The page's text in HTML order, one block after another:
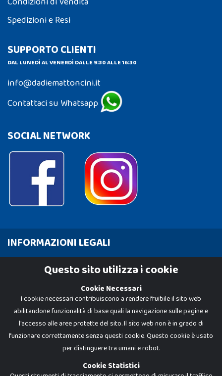
Spedizioni e Resi
SUPPORTO CLIENTI
DAL LUNEDÌ AL VENERDÌ DALLE 9:30 ALLE 16:30
info@dadiemattoncini.it
Contattaci su Whatsapp
SOCIAL NETWORK
INFORMAZIONI LEGALI
Cookie PolicyQuesto sito utilizza i cookie
Cookie Necessari
I cookie necessari contribuiscono a rendere fruibile il sito web
abilitandone funzionalità di base quali la navigazione sulle pagine e
l'accesso alle aree protette del sito. Il sito web non è in grado di
funzionare correttamente senza questi cookie. Questo cookie è usato
per distinguere tra umani e robot.
Cookie Statistici